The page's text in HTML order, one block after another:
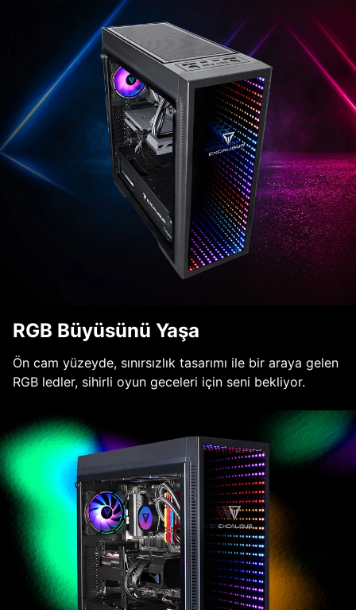
RGB Büyüsünü Yaşa
Ön cam yüzeyde, sınırsızlık tasarımı ile bir araya gelen
RGB ledler, sihirli oyun geceleri için seni bekliyor.